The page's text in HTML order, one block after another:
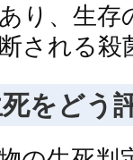
り、生存
される殺
をどう